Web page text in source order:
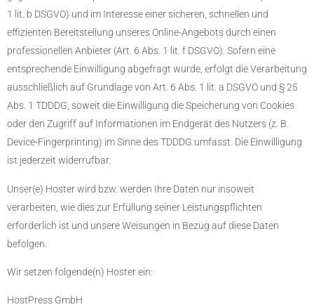
1 lit. b DSGVO) und im Interesse einer sicheren, schnellen und
effizienten Bereitstellung unseres Online-Angebots durch einen
professionellen Anbieter (Art. 6 Abs. 1 lit. f DSGVO). Sofern eine
entsprechende Einwilligung abgefragt wurde, erfolgt die Verarbeitung
ausschließlich auf Grundlage von Art. 6 Abs. 1 lit. a DSGVO und § 25
Abs. 1 TDDDG, soweit die Einwilligung die Speicherung von Cookies
oder den Zugriff auf Informationen im Endgerät des Nutzers (z. B.
Device-Fingerprinting) im Sinne des TDDDG umfasst. Die Einwilligung
ist jederzeit widerrufbar.
Unser(e) Hoster wird bzw. werden Ihre Daten nur insoweit
verarbeiten, wie dies zur Erfüllung seiner Leistungspflichten
erforderlich ist und unsere Weisungen in Bezug auf diese Daten
befolgen.
Wir setzen folgende(n) Hoster ein:
HostPress GmbH